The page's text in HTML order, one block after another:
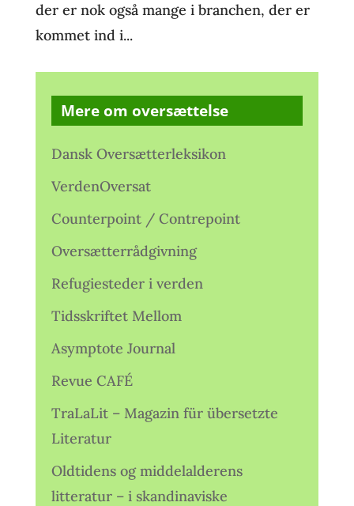
der er nok også mange i branchen, der er
kommet ind i...
Mere om oversættelse
Dansk Oversætterleksikon
VerdenOversat
Counterpoint / Contrepoint
Oversætterrådgivning
Refugiesteder i verden
Tidsskriftet Mellom
Asymptote Journal
Revue CAFÉ
TraLaLit – Magazin für übersetzte
Literatur
Oldtidens og middelalderens
litteratur – i skandinaviske